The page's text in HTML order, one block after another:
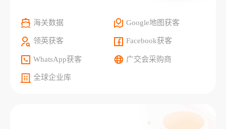
海关数据 Google地图获客
领英获客 Facebook获客
WhatsApp获客 广交会采购商
全球企业库